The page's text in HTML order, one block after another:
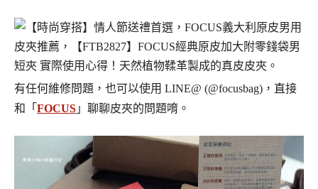
有任何維修問題，也可以使用 LINE@ (@focusbag)，直接
和「 FOCUS 」聊聊皮夾的問題唷。